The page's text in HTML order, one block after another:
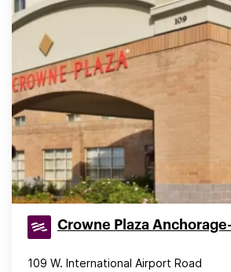
Crowne Plaza
109 W. International Airport Road